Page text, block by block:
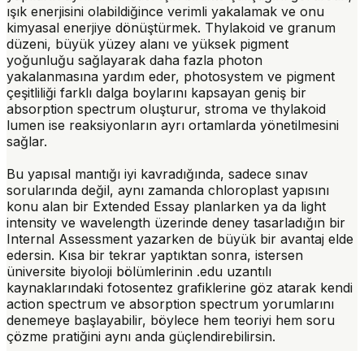
ışık enerjisini olabildiğince verimli yakalamak ve onu
kimyasal enerjiye dönüştürmek. Thylakoid ve granum
düzeni, büyük yüzey alanı ve yüksek pigment
yoğunluğu sağlayarak daha fazla photon
yakalanmasına yardım eder, photosystem ve pigment
çeşitliliği farklı dalga boylarını kapsayan geniş bir
absorption spectrum oluşturur, stroma ve thylakoid
lumen ise reaksiyonların ayrı ortamlarda yönetilmesini
sağlar.
Bu yapısal mantığı iyi kavradığında, sadece sınav
sorularında değil, aynı zamanda chloroplast yapısını
konu alan bir Extended Essay planlarken ya da light
intensity ve wavelength üzerinde deney tasarladığın bir
Internal Assessment yazarken de büyük bir avantaj elde
edersin. Kısa bir tekrar yaptıktan sonra, istersen
üniversite biyoloji bölümlerinin .edu uzantılı
kaynaklarındaki fotosentez grafiklerine göz atarak kendi
action spectrum ve absorption spectrum yorumlarını
denemeye başlayabilir, böylece hem teoriyi hem soru
çözme pratiğini aynı anda güçlendirebilirsin.